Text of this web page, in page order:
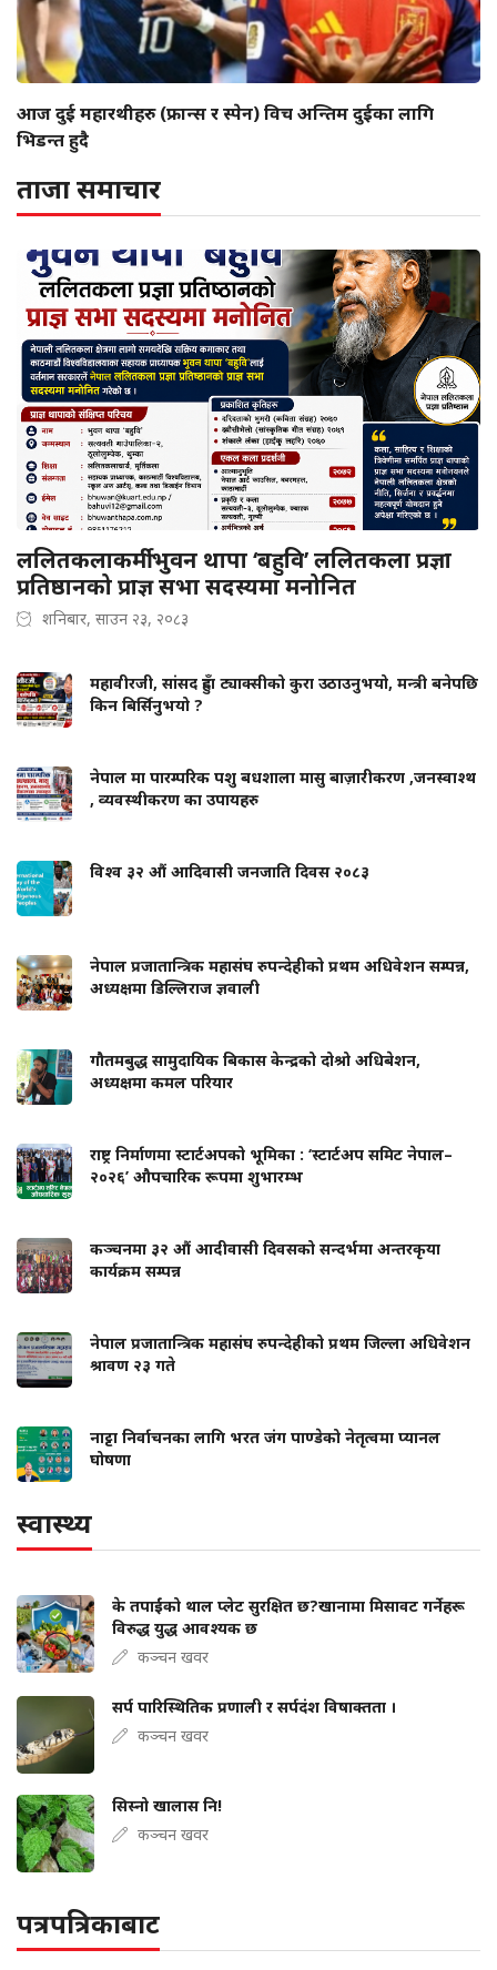
आज दुई महारथीहरु (फ्रान्स र स्पेन) विच अन्तिम दुईका लागि
भिडन्त हुदै
ताजा समाचार
ललितकलाकर्मी भुवन थापा ‘बहुवि’ ललितकला प्रज्ञा
प्रतिष्ठानको प्राज्ञ सभा सदस्यमा मनोनित
शनिबार, साउन २३, २०८३
महावीरजी, सांसद हुँदा ट्याक्सीको कुरा उठाउनुभयो, मन्त्री बनेपछि
किन बिर्सिनुभयो ?
नेपाल मा पारम्परिक पशु बधशाला मासु बाज़ारीकरण ,जनस्वाश्थ
, व्यवस्थीकरण का उपायहरु
विश्व ३२ औं आदिवासी जनजाति दिवस २०८३
नेपाल प्रजातान्त्रिक महासंघ रुपन्देहीको प्रथम अधिवेशन सम्पन्न,
अध्यक्षमा डिल्लिराज ज्ञवाली
गौतमबुद्ध सामुदायिक बिकास केन्द्रको दोश्रो अधिबेशन,
अध्यक्षमा कमल परियार
राष्ट्र निर्माणमा स्टार्टअपको भूमिका : ‘स्टार्टअप समिट नेपाल–
२०२६’ औपचारिक रूपमा शुभारम्भ
कञ्चनमा ३२ औं आदीवासी दिवसको सन्दर्भमा अन्तरकृया
कार्यक्रम सम्पन्न
नेपाल प्रजातान्त्रिक महासंघ रुपन्देहीको प्रथम जिल्ला अधिवेशन
श्रावण २३ गते
नाट्टा निर्वाचनका लागि भरत जंग पाण्डेको नेतृत्वमा प्यानल
घोषणा
स्वास्थ्य
के तपाईंको थाल प्लेट सुरक्षित छ?खानामा मिसावट गर्नेहरू
विरुद्ध युद्ध आवश्यक छ
कञ्चन खवर
सर्प पारिस्थितिक प्रणाली र सर्पदंश विषाक्तता ।
कञ्चन खवर
सिस्नो खालास नि!
कञ्चन खवर
पत्रपत्रिकाबाट